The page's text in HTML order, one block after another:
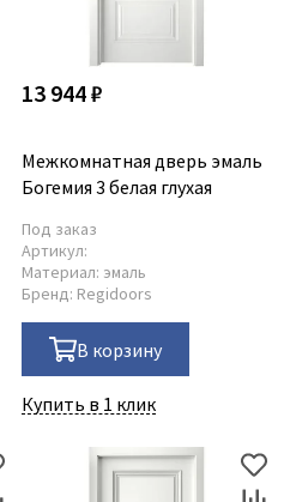
13 944 ₽
Межкомнатная дверь эмаль
Богемия 3 белая глухая
Под заказ
Артикул:
Материал: эмаль
Бренд: Regidoors
В корзину
Купить в 1 клик